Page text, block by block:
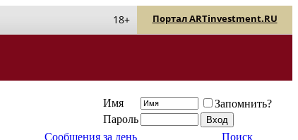
Портал ARTinvestment.RU
18+
Имя
Запомнить?
Пароль
Сообщения за день Поиск